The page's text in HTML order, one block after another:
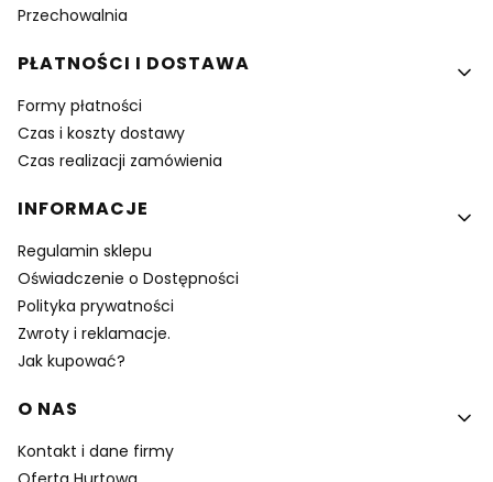
Przechowalnia
PŁATNOŚCI I DOSTAWA
Formy płatności
Czas i koszty dostawy
Czas realizacji zamówienia
INFORMACJE
Regulamin sklepu
Oświadczenie o Dostępności
Polityka prywatności
Zwroty i reklamacje.
Jak kupować?
O NAS
Kontakt i dane firmy